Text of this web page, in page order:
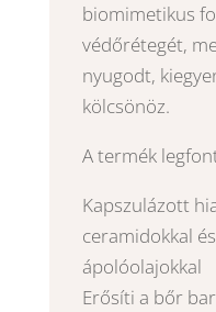
biomimetikus
védőrétegét,
nyugodt,
kölcsönöz.
A termék
Kapszulázott
ceramidokkal
ápolóolajokkal
Erősíti a bőr